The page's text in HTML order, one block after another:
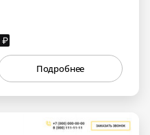
₽
Подробнее